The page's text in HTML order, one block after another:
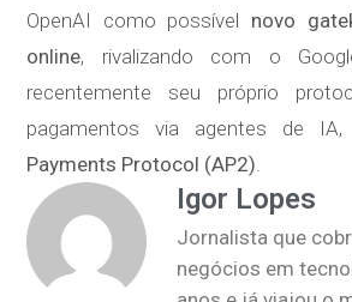
OpenAI como possível novo
online, rivalizando com o
recentemente seu próprio
pagamentos via agentes de IA,
Payments Protocol (AP2)
Igor Lopes
Jornalista que
negócios em